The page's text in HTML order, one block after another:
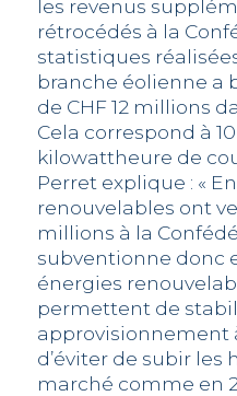
les revenus
rétrocédés à la
statistiques
branche éolienne a
de CHF 12 millions
Cela correspond à
kilowattheure de
Perret explique : «
renouvelables ont
millions à la
subventionne donc
énergies
permettent de
approvisionnement
d’éviter de subir les
marché comme en